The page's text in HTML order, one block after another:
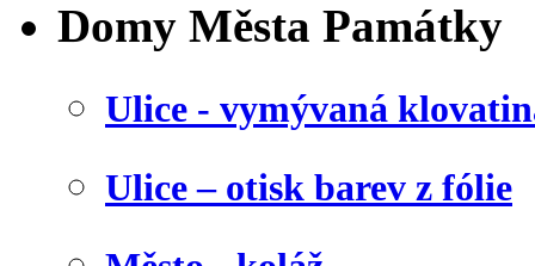
Domy Města Památky
Ulice - vymývaná
Ulice – otisk barev z fólie